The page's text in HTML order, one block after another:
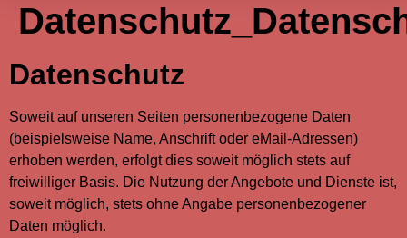
Datenschutz
Soweit auf unseren Seiten personenbezogene Daten
(beispielsweise Name, Anschrift oder eMail-Adressen)
erhoben werden, erfolgt dies soweit möglich stets auf
freiwilliger Basis. Die Nutzung der Angebote und Dienste ist,
soweit möglich, stets ohne Angabe personenbezogener
Daten möglich.